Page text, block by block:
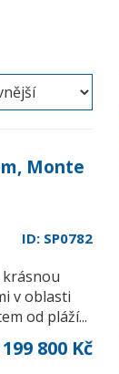
Monte
ID: SP0782
krásnou
v oblasti
od pláží...
800 Kč